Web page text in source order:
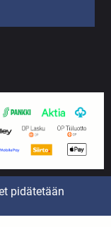
pidätetään